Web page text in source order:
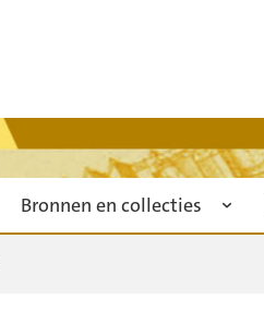
Bronnen en collecties